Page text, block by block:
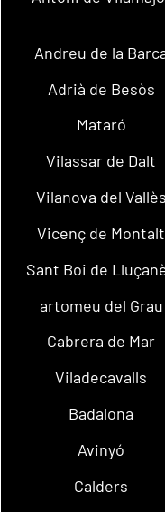
Andreu de la
Adrià de Besòs
Mataró
Vilassar de Dalt
Vilanova del Vallès
Vicenç de Montalt
Sant Boi de
artomeu del Grau
Cabrera de Mar
Viladecavalls
Badalona
Avinyó
Calders